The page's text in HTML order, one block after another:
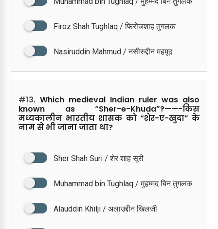
Firoz Shah Tughlaq / फिरोजशाह तुगलक
Nasiruddin Mahmud / नसीरुद्दीन महमूद
#13. Which medieval Indian ruler was also
known as “Sher-e-Khuda”?——-किस
मध्यकालीन भारतीय शासक को “शेर-ए-खुदा” के
नाम से भी जाना जाता था?
Sher Shah Suri / शेर शाह सूरी
Muhammad bin Tughlaq / मुहम्मद बिन तुगलक
Alauddin Khilji / अलाउद्दीन खिलजी